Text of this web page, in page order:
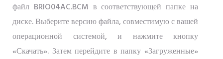
файл BRIO04AC.BCM в соответствующей папке на
диске. Выберите версию файла, совместимую с вашей
операционной системой, и нажмите кнопку
«Скачать». Затем перейдите в папку «Загруженные»